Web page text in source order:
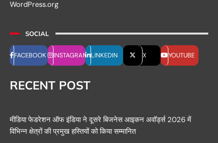
WordPress.org
SOCIAL
FACEBOOK INSTAGRAM LINKEDIN X YOUTUBE
RECENT POST
मीडिया फेडरेशन ऑफ इंडिया ने दूसरे बिजनेस आइकन अवॉर्ड्स 2026 में
विभिन्न क्षेत्रों की प्रमुख हस्तियों को किया सम्मानित